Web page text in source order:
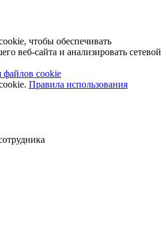
чтобы обеспечивать
веб-сайта и анализировать сетевой
файлов cookie
Правила использования